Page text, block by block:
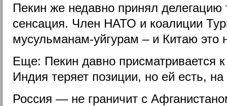
Пекин же недавно принял делегацию
сенсация. Член НАТО и коалиции
мусульманам-уйгурам – и Китаю это
Еще: Пекин давно присматривается
Индия теряет позиции, но ей есть, на
Россия — не граничит с